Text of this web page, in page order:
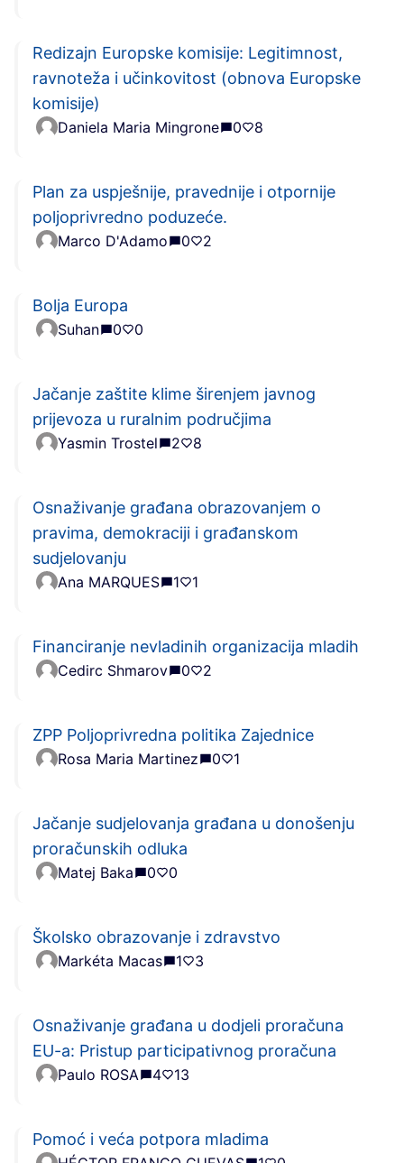
Redizajn Europske komisije: Legitimnost,
ravnoteža i učinkovitost (obnova Europske
komisije)
Daniela Maria Mingrone 0 8
Plan za uspješnije, pravednije i otpornije
poljoprivredno poduzeće.
Marco D'Adamo 0 2
Bolja Europa
Suhan 0 0
Jačanje zaštite klime širenjem javnog
prijevoza u ruralnim područjima
Yasmin Trostel 2 8
Osnaživanje građana obrazovanjem o
pravima, demokraciji i građanskom
sudjelovanju
Ana MARQUES 1 1
Financiranje nevladinih organizacija mladih
Cedirc Shmarov 0 2
ZPP Poljoprivredna politika Zajednice
Rosa Maria Martinez 0 1
Jačanje sudjelovanja građana u donošenju
proračunskih odluka
Matej Baka 0 0
Školsko obrazovanje i zdravstvo
Markéta Macas 1 3
Osnaživanje građana u dodjeli proračuna
EU-a: Pristup participativnog proračuna
Paulo ROSA 4 13
Pomoć i veća potpora mladima